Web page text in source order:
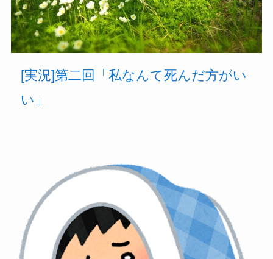
[実況]第二回「私なんて死んだ方がい
い」